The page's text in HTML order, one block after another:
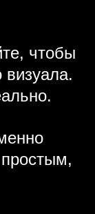
чтобы
визуала.